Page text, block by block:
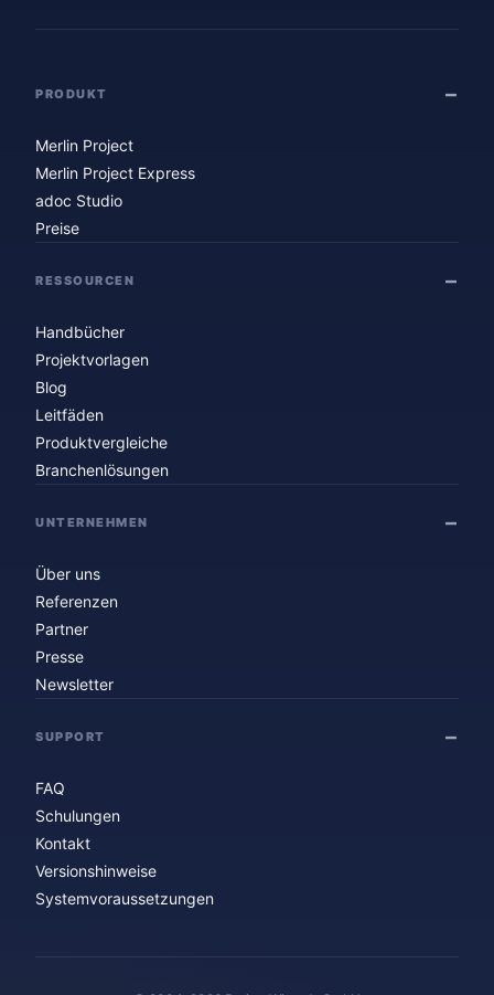
PRODUKT
Merlin Project
Merlin Project Express
adoc Studio
Preise
RESSOURCEN
Handbücher
Projektvorlagen
Blog
Leitfäden
Produktvergleiche
Branchenlösungen
UNTERNEHMEN
Über uns
Referenzen
Partner
Presse
Newsletter
SUPPORT
FAQ
Schulungen
Kontakt
Versionshinweise
Systemvoraussetzungen